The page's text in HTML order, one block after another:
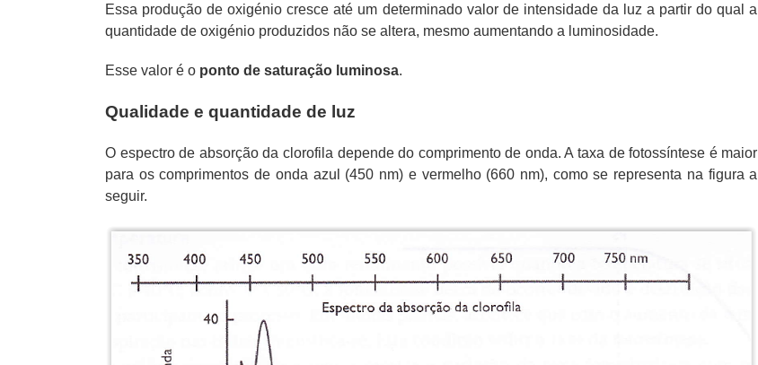
Essa produção de oxigénio cresce até um determinado valor de intensidade da luz a partir do qual a
quantidade de oxigénio produzidos não se altera, mesmo aumentando a luminosidade.
Esse valor é o ponto de saturação luminosa.
Qualidade e quantidade de luz
O espectro de absorção da clorofila depende do comprimento de onda. A taxa de fotossíntese é maior
para os comprimentos de onda azul (450 nm) e vermelho (660 nm), como se representa na figura a
seguir.